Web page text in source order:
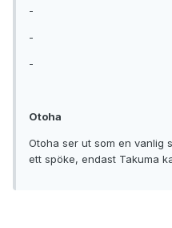
-
-
-
Otoha
Otoha ser ut som en vanlig
ett spöke, endast Takuma